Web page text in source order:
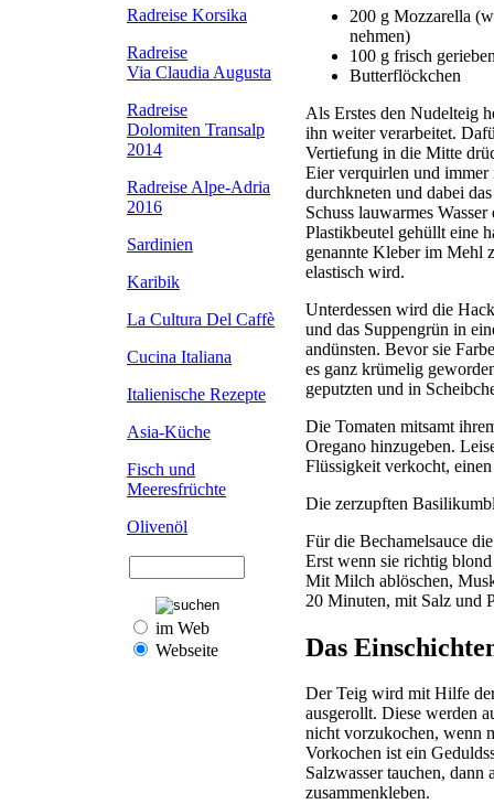
Radreise Korsika
Radreise
Via Claudia Augusta
Radreise
Dolomiten Transalp
2014
Radreise Alpe-Adria
2016
Sardinien
Karibik
La Cultura Del Caffè
Cucina Italiana
Italienische Rezepte
Asia-Küche
Fisch und
Meeresfrüchte
Olivenöl
im Web
Webseite
200 g Mozzarella
nehmen)
100 g frisch
Butterflöckchen
Als Erstes den Nudelteig
ihn weiter verarbeitet.
Vertiefung in die Mitte
Eier verquirlen und
durchkneten und dabei
Schuss lauwarmes
Plastikbeutel gehüllt eine
genannte Kleber im Mehl
elastisch wird.
Unterdessen wird die
und das Suppengrün in
andünsten. Bevor sie
es ganz krümelig
geputzten und in
Die Tomaten mitsamt
Oregano hinzugeben.
Flüssigkeit verkocht,
Die zerzupften
Für die Bechamelsauce
Erst wenn sie richtig
Mit Milch ablöschen,
20 Minuten, mit Salz und
Das
Der Teig wird mit Hilfe
ausgerollt. Diese werden
nicht vorzukochen, wenn
Vorkochen ist ein
Salzwasser tauchen,
zusammenkleben.